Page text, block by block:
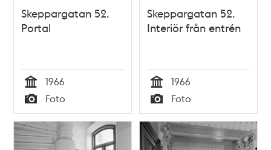
Skeppargatan 52.
Portal
Tid
1966
Typ
Foto
Skeppargatan 52.
Interiör från entrén
Tid
1966
Typ
Foto